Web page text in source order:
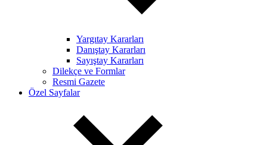
Yargıtay Kararları
Danıştay Kararları
Sayıştay Kararları
Dilekçe ve Formlar
Resmi Gazete
Özel Sayfalar